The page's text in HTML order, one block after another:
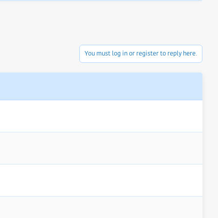
You must log in or register to reply here.